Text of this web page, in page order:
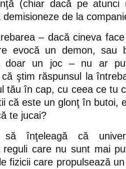
(chiar dacă pe
de la
– dacă cineva
evocă un demon, sau
doar un joc – nu ar
ştim răspunsul la
tău în cap, cu ceea ce tu
că este un glonţ în butoi,
te jucai?
să înţeleagă că
reguli care nu sunt mai
fizicii care propulsează